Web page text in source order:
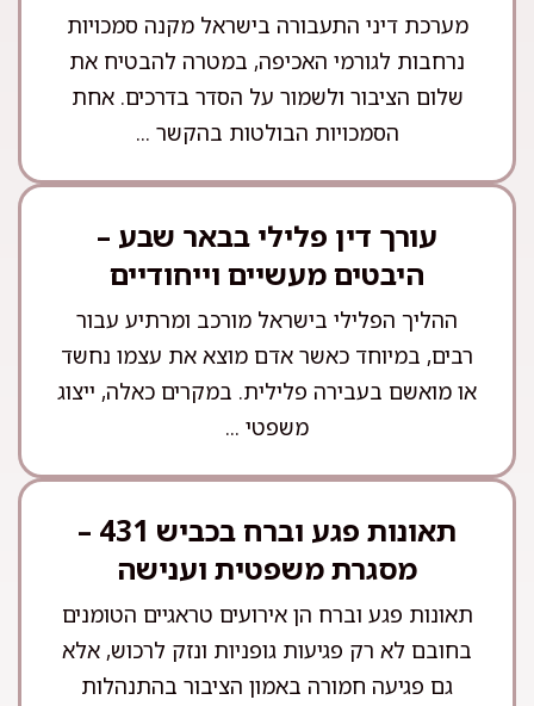
מערכת דיני התעבורה בישראל מקנה סמכויות
נרחבות לגורמי האכיפה, במטרה להבטיח את
שלום הציבור ולשמור על הסדר בדרכים. אחת
הסמכויות הבולטות בהקשר ...
עורך דין פלילי בבאר שבע –
היבטים מעשיים וייחודיים
ההליך הפלילי בישראל מורכב ומרתיע עבור
רבים, במיוחד כאשר אדם מוצא את עצמו נחשד
או מואשם בעבירה פלילית. במקרים כאלה, ייצוג
משפטי ...
תאונות פגע וברח בכביש 431 –
מסגרת משפטית וענישה
תאונות פגע וברח הן אירועים טראגיים הטומנים
בחובם לא רק פגיעות גופניות ונזק לרכוש, אלא
גם פגיעה חמורה באמון הציבור בהתנהלות